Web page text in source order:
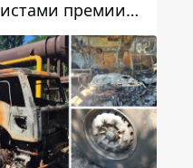
премии
Prize Ukraine